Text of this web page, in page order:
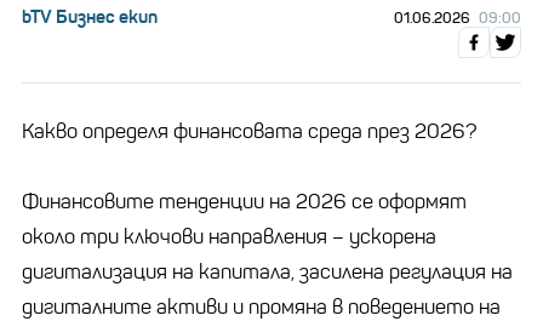
bTV Бизнес екип 01.06.2026 09:00
Какво определя финансовата среда през 2026?
Финансовите тенденции на 2026 се оформят
около три ключови направления – ускорена
дигитализация на капитала, засилена регулация на
дигиталните активи и промяна в поведението на